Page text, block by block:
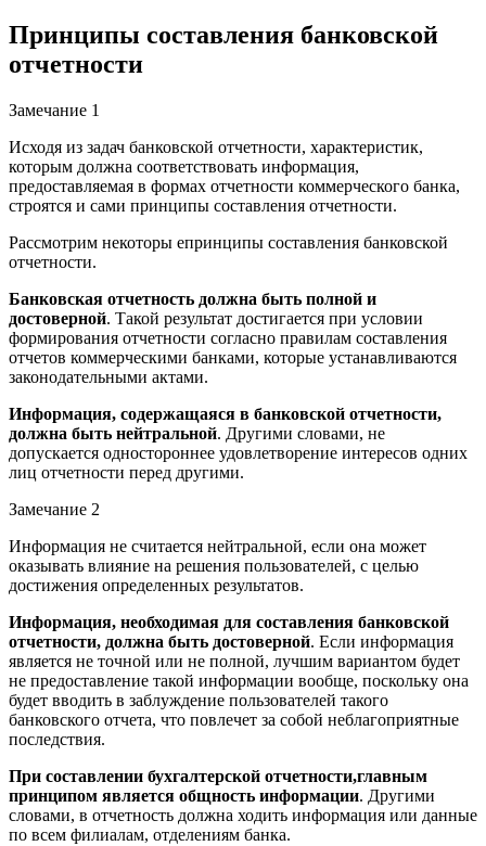
Принципы составления банковской
отчетности
Замечание 1
Исходя из задач банковской отчетности, характеристик,
которым должна соответствовать информация,
предоставляемая в формах отчетности коммерческого банка,
строятся и сами принципы составления отчетности.
Рассмотрим некоторы епринципы составления банковской
отчетности.
Банковская отчетность должна быть полной и
достоверной. Такой результат достигается при условии
формирования отчетности согласно правилам составления
отчетов коммерческими банками, которые устанавливаются
законодательными актами.
Информация, содержащаяся в банковской отчетности,
должна быть нейтральной. Другими словами, не
допускается одностороннее удовлетворение интересов одних
лиц отчетности перед другими.
Замечание 2
Информация не считается нейтральной, если она может
оказывать влияние на решения пользователей, с целью
достижения определенных результатов.
Информация, необходимая для составления банковской
отчетности, должна быть достоверной. Если информация
является не точной или не полной, лучшим вариантом будет
не предоставление такой информации вообще, поскольку она
будет вводить в заблуждение пользователей такого
банковского отчета, что повлечет за собой неблагоприятные
последствия.
При составлении бухгалтерской отчетности,главным
принципом является общность информации. Другими
словами, в отчетность должна ходить информация или данные
по всем филиалам, отделениям банка.